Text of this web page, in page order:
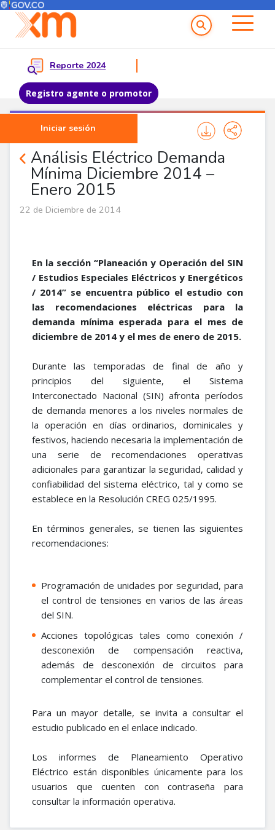
Pasar al contenido principal
Menú del Usuario
Reporte 2024
Registro agente o promotor
Iniciar sesión
Menu principal
Análisis Eléctrico Demanda
Mínima Diciembre 2014 –
Enero 2015
Noticias Corporativas
22 de Diciembre de 2014
En la sección “Planeación y Operación del SIN
/ Estudios Especiales Eléctricos y Energéticos
/ 2014” se encuentra público el estudio con
las recomendaciones eléctricas para la
demanda mínima esperada para el mes de
diciembre de 2014 y el mes de enero de 2015.
Durante las temporadas de final de año y
principios del siguiente, el Sistema
Interconectado Nacional (SIN) afronta períodos
de demanda menores a los niveles normales de
la operación en días ordinarios, dominicales y
festivos, haciendo necesaria la implementación de
una serie de recomendaciones operativas
adicionales para garantizar la seguridad, calidad y
confiabilidad del sistema eléctrico, tal y como se
establece en la Resolución CREG 025/1995.
En términos generales, se tienen las siguientes
recomendaciones:
Programación de unidades por seguridad, para
el control de tensiones en varios de las áreas
del SIN.
Acciones topológicas tales como conexión /
desconexión de compensación reactiva,
además de desconexión de circuitos para
complementar el control de tensiones.
Para un mayor detalle, se invita a consultar el
estudio publicado en el enlace indicado.
Los informes de Planeamiento Operativo
Eléctrico están disponibles únicamente para los
usuarios que cuenten con contraseña para
consultar la información operativa.